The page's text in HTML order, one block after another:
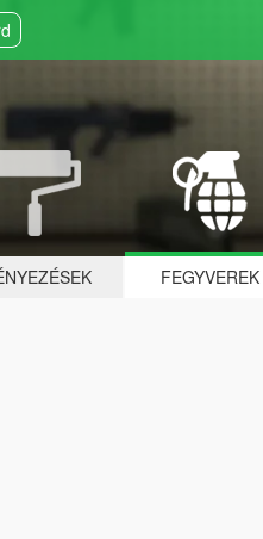
FEGYVEREK